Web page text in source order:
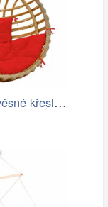
Proutěné závěsné křeslo Elis, přírodní…